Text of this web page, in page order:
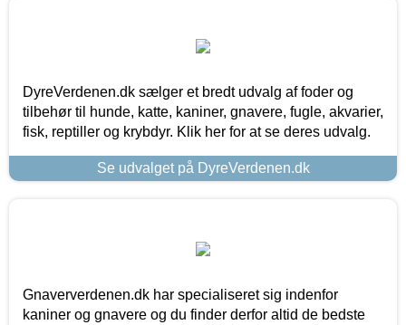
DyreVerdenen.dk sælger et bredt udvalg af foder og
tilbehør til hunde, katte, kaniner, gnavere, fugle, akvarier,
fisk, reptiller og krybdyr. Klik her for at se deres udvalg.
Se udvalget på DyreVerdenen.dk
Gnaververdenen.dk har specialiseret sig indenfor
kaniner og gnavere og du finder derfor altid de bedste